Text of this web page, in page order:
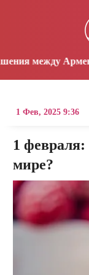
близко
1 Фев, 2025 9:36
1 февраля:
мире?